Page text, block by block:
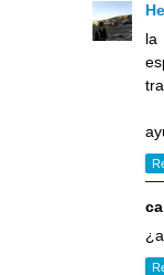
la